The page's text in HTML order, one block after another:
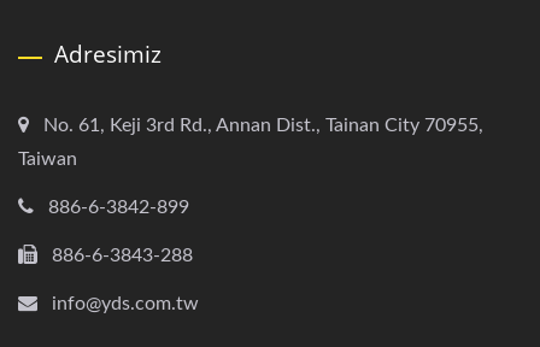
Adresimiz
No. 61, Keji 3rd Rd., Annan Dist., Tainan City 70955,
Taiwan
886-6-3842-899
886-6-3843-288
info@yds.com.tw